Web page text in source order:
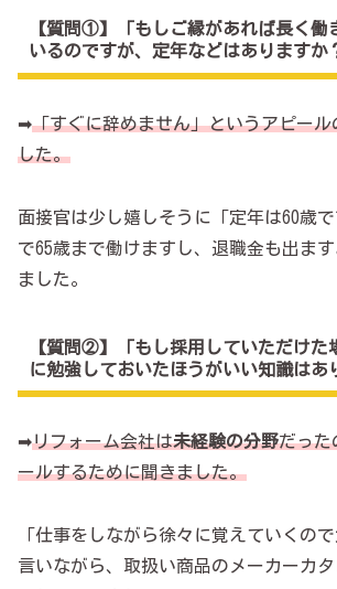
【質問①】「もしご縁があれば長く働
いるのですが、定年などはありますか
➡「すぐに辞めません」というアピー
した。
面接官は少し嬉しそうに「定年は60歳
で65歳まで働けますし、退職金も出ま
ました。
【質問②】「もし採用していただけた
に勉強しておいたほうがいい知識はあ
➡リフォーム会社は未経験の分野だった
ールするために聞きました。
「仕事をしながら徐々に覚えていくの
言いながら、取扱い商品のメーカーカ